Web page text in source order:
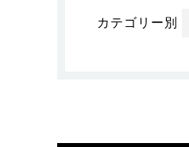
カテゴリー別